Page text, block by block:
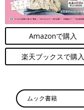
Amazonで購入
楽天ブックスで購入
ムック書籍